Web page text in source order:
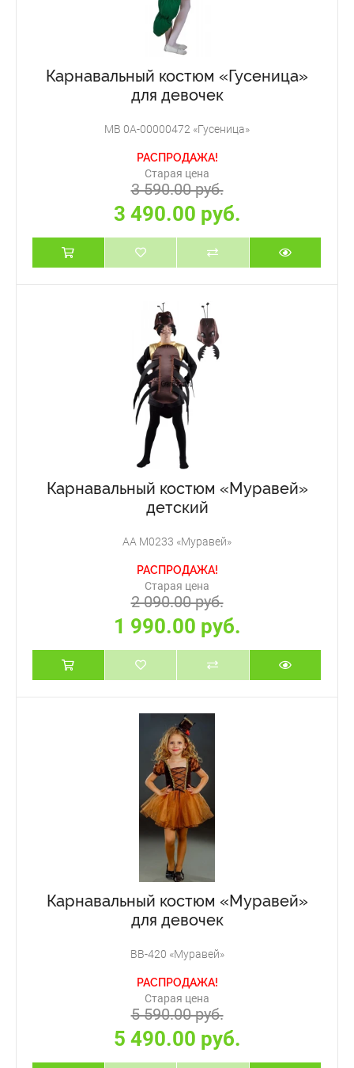
Карнавальный костюм «Гусеница»
для девочек
МВ 0А-00000472 «Гусеница»
РАСПРОДАЖА!
Старая цена
3 590.00 руб.
3 490.00 руб.
Карнавальный костюм «Муравей»
детский
АА М0233 «Муравей»
РАСПРОДАЖА!
Старая цена
2 090.00 руб.
1 990.00 руб.
Карнавальный костюм «Муравей»
для девочек
ВВ-420 «Муравей»
РАСПРОДАЖА!
Старая цена
5 590.00 руб.
5 490.00 руб.